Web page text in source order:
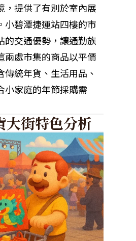
，提供了有別於室內展
小碧潭捷運站四樓的市
的交通優勢，讓通勤族
兩處市集的商品以平價
統年貨、生活用品、
小家庭的年節採購需
大街特色分析